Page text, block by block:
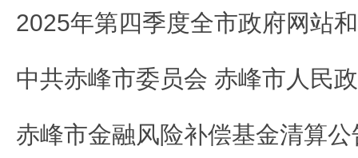
赤峰市金融风险补偿基金清算公